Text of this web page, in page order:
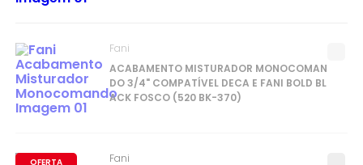
ACABAMENTO MISTURADOR MONOCOMAN
DO 3/4" COMPATÍVEL DECA E FANI BOLD BL
ACK FOSCO (520 BK-370)
Fani
OFERTA Fani